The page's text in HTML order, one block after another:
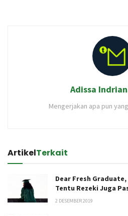
Adissa
Mengerjakan apa pun
ArtikelTerkait
Dear Fresh
Tentu Rezeki Juga
2 DESEMBER 2019